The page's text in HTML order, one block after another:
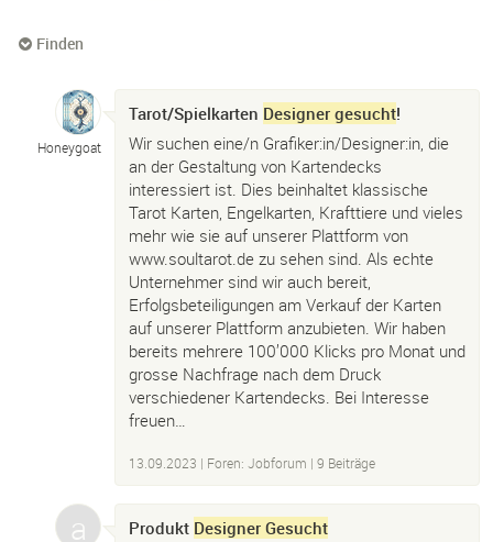
Finden
Honeygoat
Tarot/Spielkarten Designer gesucht!
Wir suchen eine/n Grafiker:in/Designer:in, die
an der Gestaltung von Kartendecks
interessiert ist. Dies beinhaltet klassische
Tarot Karten, Engelkarten, Krafttiere und vieles
mehr wie sie auf unserer Plattform von
www.soultarot.de zu sehen sind. Als echte
Unternehmer sind wir auch bereit,
Erfolgsbeteiligungen am Verkauf der Karten
auf unserer Plattform anzubieten. Wir haben
bereits mehrere 100’000 Klicks pro Monat und
grosse Nachfrage nach dem Druck
verschiedener Kartendecks. Bei Interesse
freuen…
13.09.2023 | Foren: Jobforum | 9 Beiträge
Produkt Designer Gesucht